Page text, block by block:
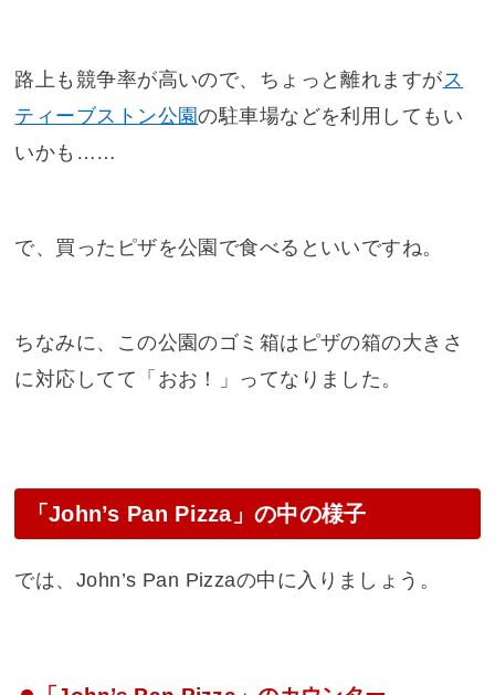
路上も競争率が高いので、ちょっと離れますがス
ティーブストン公園の駐車場などを利用してもい
いかも……
で、買ったピザを公園で食べるといいですね。
ちなみに、この公園のゴミ箱はピザの箱の大きさ
に対応してて「おお！」ってなりました。
「John’s Pan Pizza」の中の様子
では、John’s Pan Pizzaの中に入りましょう。